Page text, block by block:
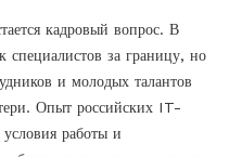
кадровый вопрос. В
специалистов за границу, но
и молодых талантов
Опыт российских IT-
работы и